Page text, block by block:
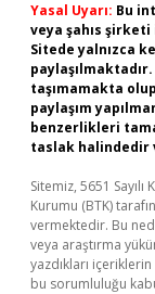
Yasal Uyarı: Bu
veya şahıs
Sitede yalnızca
taşımamakta
paylaşım
benzerlikleri
taslak halindedir
Sitemiz, 5651
Kurumu (BTK)
vermektedir. Bu
veya araştırma
yazdıkları
bu sorumluluğu